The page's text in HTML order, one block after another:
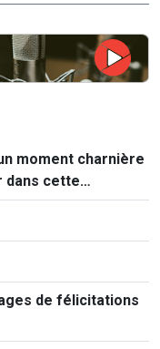
moment charnière
dans cette
de félicitations